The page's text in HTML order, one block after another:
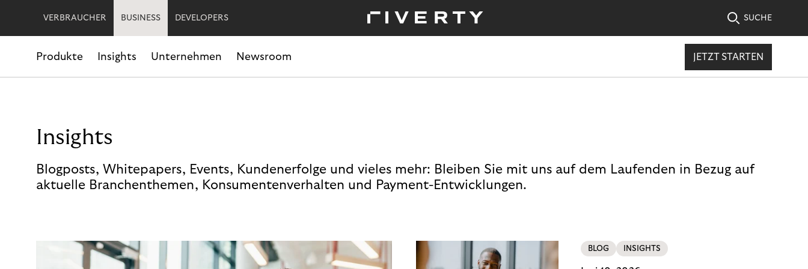
VERBRAUCHER BUSINESS DEVELOPERS SUCHE
Produkte Insights Unternehmen Newsroom JETZT STARTEN
Insights
Blogposts, Whitepapers, Events, Kundenerfolge und vieles mehr: Bleiben Sie mit uns auf dem Laufenden in Bezug auf
aktuelle Branchenthemen, Konsumentenverhalten und Payment-Entwicklungen.
BLOG INSIGHTS